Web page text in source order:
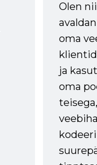
Olen
oma
ja
oma